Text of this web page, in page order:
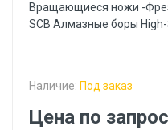
Вращающиеся ножи -
SCB Алмазные боры High-
Наличие: Под заказ
Цена по